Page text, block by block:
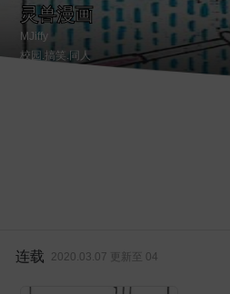
灵兽漫画
MJiffy
校园 .搞笑.同人
连载 2020.03.07 更新至 04